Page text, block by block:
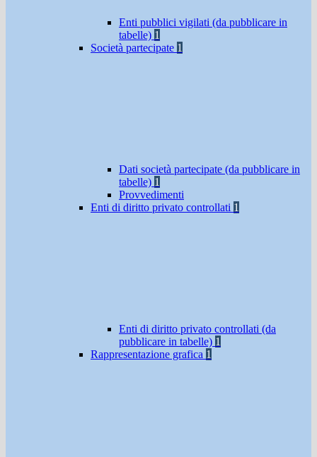
Enti pubblici vigilati (da pubblicare in
tabelle) 1
Società partecipate 1
Dati società partecipate (da pubblicare in
tabelle) 1
Provvedimenti
Enti di diritto privato controllati 1
Enti di diritto privato controllati (da
pubblicare in tabelle) 1
Rappresentazione grafica 1